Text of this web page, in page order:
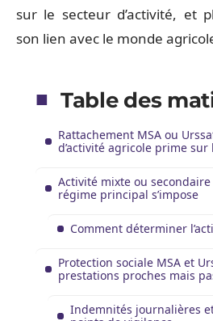
sur le secteur d’activité, et
son lien avec le monde
Table des
Rattachement MSA ou
d’activité agricole prime
Activité mixte ou
régime principal s’impose
Comment déterminer
Protection sociale MSA et
prestations proches mais
Indemnités journalières